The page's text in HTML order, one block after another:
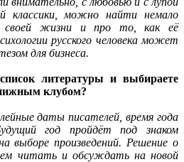
классики, можно найти немало
своей жизни и про то, как её
русского человека может
для бизнеса.
литературы и выбираете
клубом?
даты писателей, время года
год пройдёт под знаком
выборе произведений. Решение о
читать и обсуждать на новой